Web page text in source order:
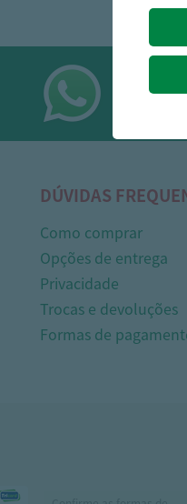
Siga
DÚVIDAS
Como comprar
Opções de entrega
Privacidade
Trocas e devoluções
Formas de